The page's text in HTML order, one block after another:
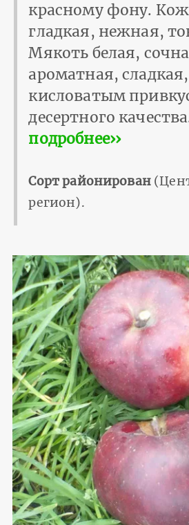
красному фону.
гладкая, нежная,
Мякоть белая,
ароматная,
кисловатым
десертного
подробнее››
Сорт районирован
регион).